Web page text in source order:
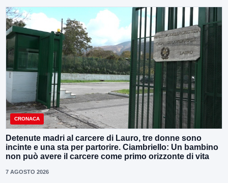
CRONACA
Detenute madri al carcere di Lauro, tre donne sono
incinte e una sta per partorire. Ciambriello: Un bambino
non può avere il carcere come primo orizzonte di vita
7 AGOSTO 2026